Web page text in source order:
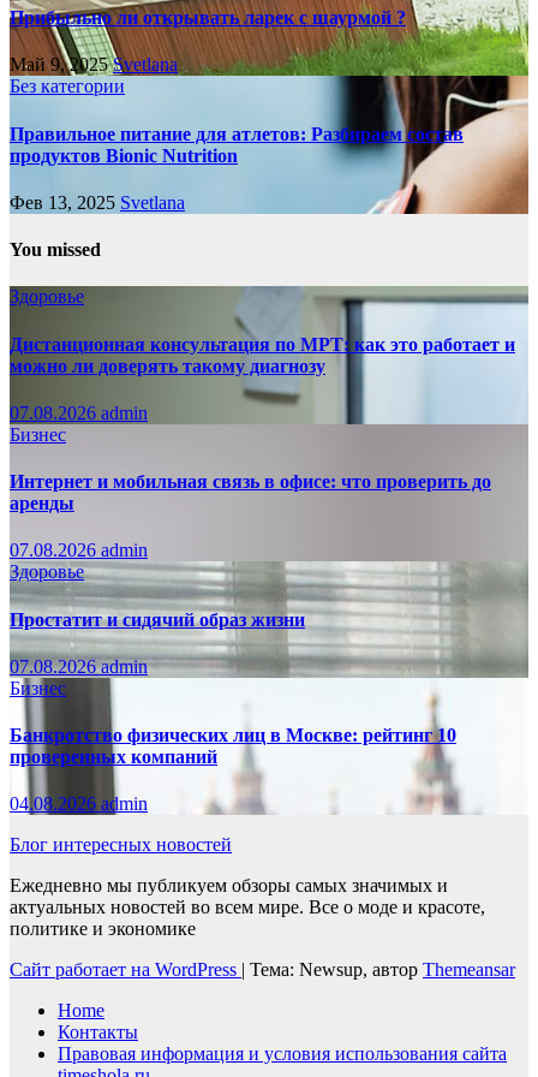
Прибыльно ли открывать ларек с шаурмой ?
Май 9, 2025Svetlana
Без категории
Правильное питание для атлетов: Разбираем состав
продуктов Bionic Nutrition
Фев 13, 2025 Svetlana
You missed
Здоровье
Дистанционная консультация по МРТ: как это работает и
можно ли доверять такому диагнозу
07.08.2026 admin
Бизнес
Интернет и мобильная связь в офисе: что проверить до
аренды
07.08.2026 admin
Здоровье
Простатит и сидячий образ жизни
07.08.2026admin
Бизнес
Банкротство физических лиц в Москве: рейтинг 10
проверенных компаний
04.08.2026 admin
Блог интересных новостей
Ежедневно мы публикуем обзоры самых значимых и
актуальных новостей во всем мире. Все о моде и красоте,
политике и экономике
Сайт работает на WordPress
Тема: Newsup, автор Themeansar
Home
Контакты
Правовая информация и условия использования сайта